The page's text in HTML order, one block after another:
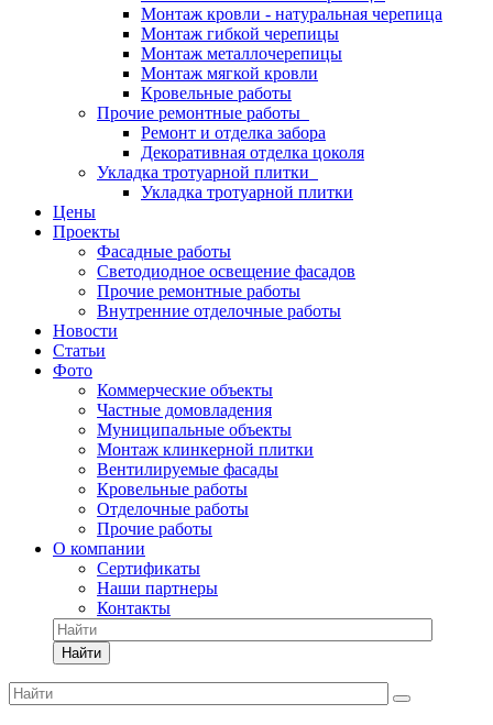
Монтаж кровли - натуральная черепица
Монтаж гибкой черепицы
Монтаж металлочерепицы
Монтаж мягкой кровли
Кровельные работы
Прочие ремонтные работы
Ремонт и отделка забора
Декоративная отделка цоколя
Укладка тротуарной плитки
Укладка тротуарной плитки
Цены
Проекты
Фасадные работы
Светодиодное освещение фасадов
Прочие ремонтные работы
Внутренние отделочные работы
Новости
Статьи
Фото
Коммерческие объекты
Частные домовладения
Муниципальные объекты
Монтаж клинкерной плитки
Вентилируемые фасады
Кровельные работы
Отделочные работы
Прочие работы
О компании
Сертификаты
Наши партнеры
Контакты
Найти